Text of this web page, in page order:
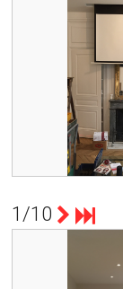
Installation d'un
1/10